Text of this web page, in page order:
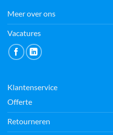
Meer over ons
Vacatures
Klantenservice
Offerte
Retourneren